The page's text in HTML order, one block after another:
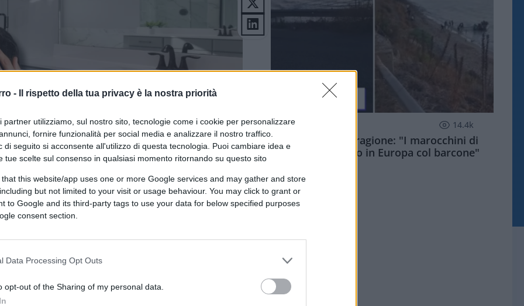
- Il rispetto della tua privacy è la nostra priorità
partner utilizziamo, sul nostro sito, tecnologie come i cookie per personalizzare
fornire funzionalità per social media e analizzare il nostro traffico.
di seguito si acconsente all'utilizzo di questa tecnologia. Puoi cambiare idea e
tue scelte sul consenso in qualsiasi momento ritornando su questo sito
that this website/app uses one or more Google services and may gather and store
but not limited to your visit or usage behaviour. You may click to grant or
to Google and its third-party tags to use your data for below specified purposes
consent section.
Data Processing Opt Outs
opt-out of the Sharing of my personal data.
Adams tramite Canva.com
ESTERI 14.4k
Meloni aveva ragione: "I marocchini di
Ceuta sbarcano in Europa col barcone"